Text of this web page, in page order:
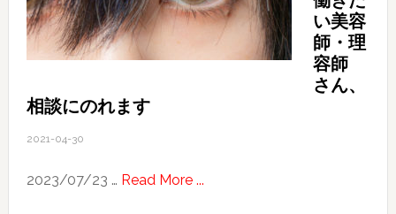
い美容
師・理
容師
さん、
相談にのれます
2021-04-30
2023/07/23 … Read More ...about